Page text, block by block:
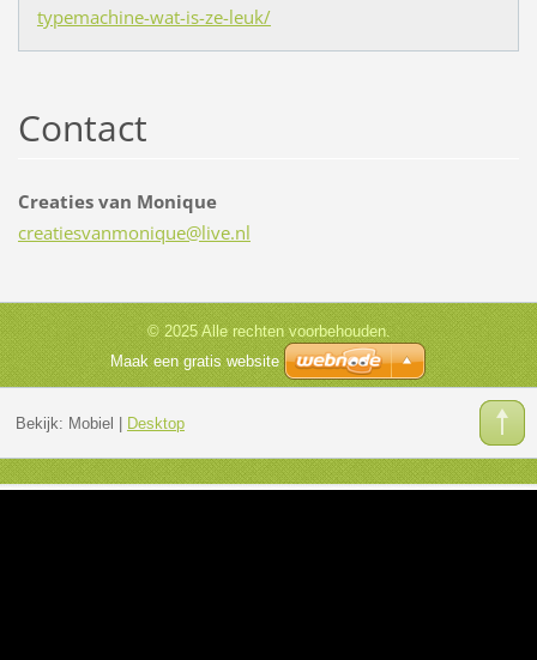
typemachine-wat-is-ze-leuk/
Contact
Creaties van Monique
creatiesvanmonique@live.nl
© 2025 Alle rechten voorbehouden.
Maak een gratis website
Bekijk: Mobiel Desktop